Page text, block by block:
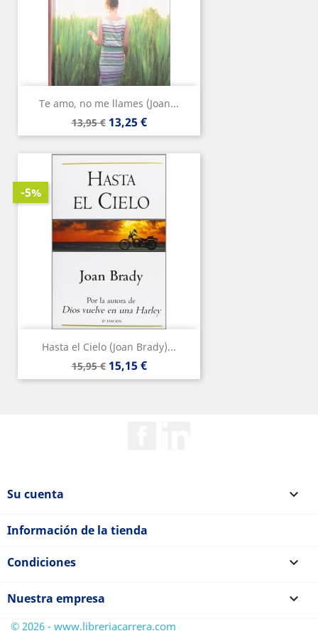
Te amo, no me llames (Joan...
Precio
base
13,95 € Precio
13,25 €
Hasta el Cielo (Joan Brady)...
Precio
base
15,95 €
-5%
Precio
15,15 €
Su cuenta 
Información de la tienda
Condiciones 
Nuestra empresa 
© 2026 - www.libreriacarrera.com